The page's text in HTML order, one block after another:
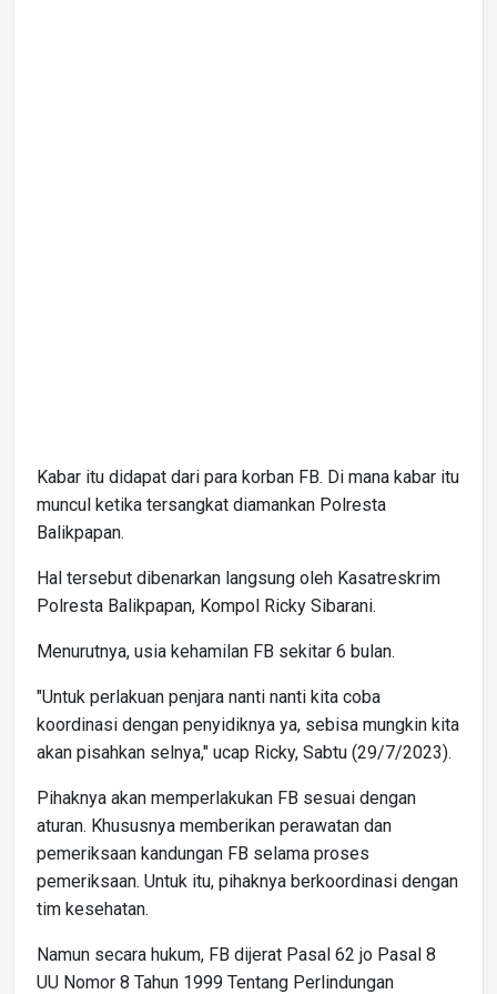
Kabar itu didapat dari para korban FB. Di mana kabar itu
muncul ketika tersangkat diamankan Polresta
Balikpapan.
Hal tersebut dibenarkan langsung oleh Kasatreskrim
Polresta Balikpapan, Kompol Ricky Sibarani.
Menurutnya, usia kehamilan FB sekitar 6 bulan.
"Untuk perlakuan penjara nanti nanti kita coba
koordinasi dengan penyidiknya ya, sebisa mungkin kita
akan pisahkan selnya," ucap Ricky, Sabtu (29/7/2023).
Pihaknya akan memperlakukan FB sesuai dengan
aturan. Khususnya memberikan perawatan dan
pemeriksaan kandungan FB selama proses
pemeriksaan. Untuk itu, pihaknya berkoordinasi dengan
tim kesehatan.
Namun secara hukum, FB dijerat Pasal 62 jo Pasal 8
UU Nomor 8 Tahun 1999 Tentang Perlindungan